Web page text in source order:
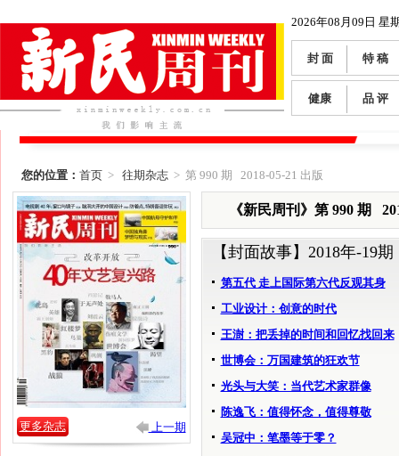
2026年08月09日 星
封 面 特 稿
健康 品 评
您的位置： 首页> 往期杂志> 第 990 期 2018-05-21 出版
更多杂志 上一期
《新民周刊》第 990 期
【封面故事】 2018年-19期
第五代 走上国际第六代反观其身
工业设计：创意的时代
王澍：把丢掉的时间和回忆找回来
世博会：万国建筑的狂欢节
光头与大笑：当代艺术家群像
陈逸飞：值得怀念，值得尊敬
吴冠中：笔墨等于零？